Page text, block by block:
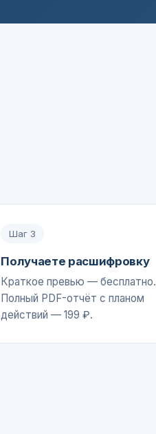
Шаг3
Получаете расшифровку
Краткое превью — бесплатно.
Полный PDF-отчёт с планом
действий — 199 ₽.